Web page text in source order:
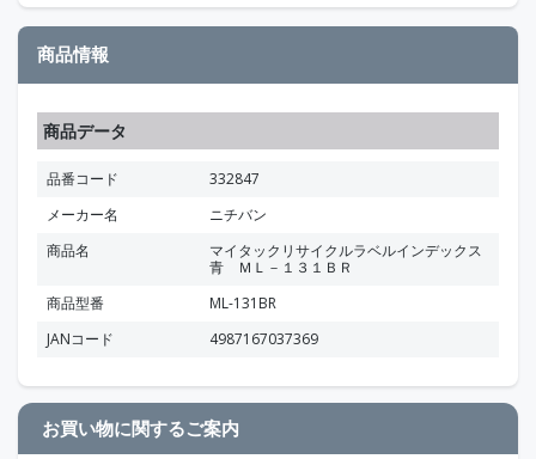
商品情報
商品データ
品番コード
332847
メーカー名
ニチバン
商品名
マイタックリサイクルラベルインデックス
青 ＭＬ－１３１ＢＲ
商品型番
ML-131BR
JANコード
4987167037369
お買い物に関するご案内